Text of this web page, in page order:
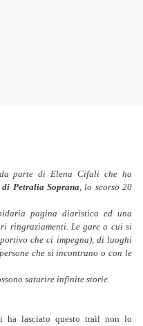
parte di Elena Cifali che ha
Petralia Soprana, lo scorso 20
pagina diaristica ed una
ringraziamenti. Le gare a cui si
che ci impegna), di luoghi
che si incontrano o con le
saturire infinite storie.
lasciato questo trail non lo